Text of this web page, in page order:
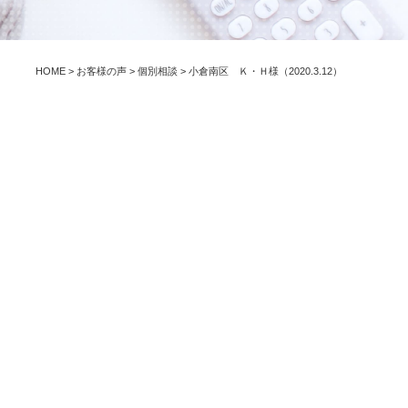
HOME > お客様の声 > 個別相談 > 小倉南区 Ｋ・Ｈ様（2020.3.12）